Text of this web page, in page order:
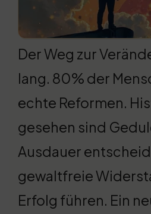
Der Weg zur
lang. 80% der
echte Reformen.
gesehen sind
Ausdauer
gewaltfreie
Erfolg führen. Ein